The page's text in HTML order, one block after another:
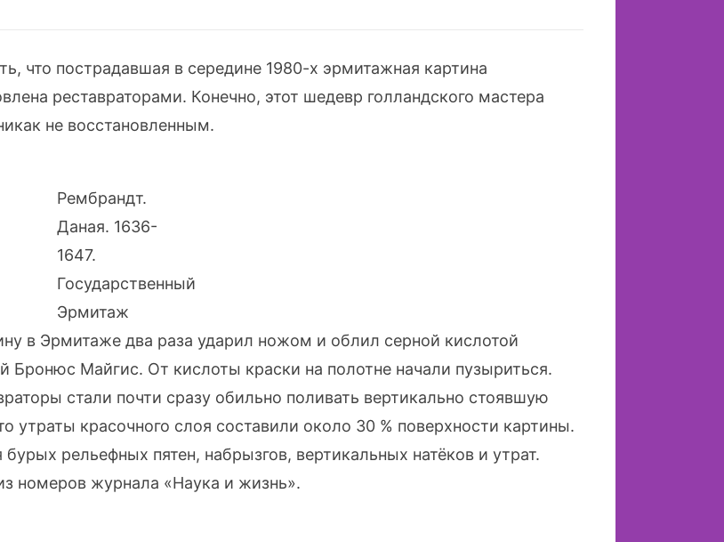
что пострадавшая в середине 1980-х эрмитажная картина
реставраторами. Конечно, этот шедевр голландского мастера
не восстановленным.
Рембрандт.
Даная. 1636-
1647.
Государственный
Эрмитаж
в Эрмитаже два раза ударил ножом и облил серной кислотой
Майгис. От кислоты краски на полотне начали пузыриться.
стали почти сразу обильно поливать вертикально стоявшую
утраты красочного слоя составили около 30 % поверхности картины.
рельефных пятен, набрызгов, вертикальных натёков и утрат.
номеров журнала «Наука и жизнь».